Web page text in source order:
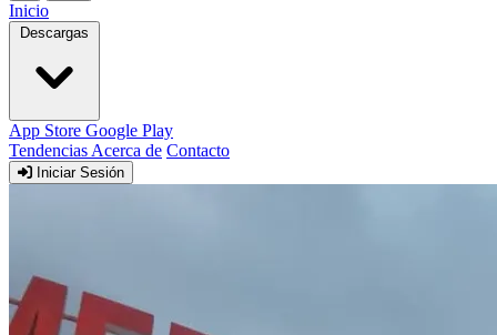
Inicio
Descargas
App Store Google Play
Tendencias Acerca de Contacto
Iniciar Sesión